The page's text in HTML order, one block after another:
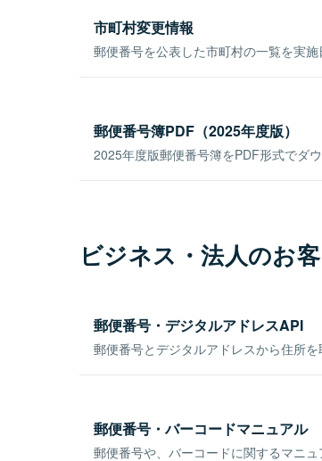
市町村変更情報
郵便番号を公表した市町村の一覧を実施
郵便番号簿PDF（2025年度版）
2025年度版郵便番号簿をPDF形式でダウ
ビジネス・法人のお
郵便番号・デジタルアドレスAPI
郵便番号とデジタルアドレスから住所を
郵便番号・バーコードマニュアル
郵便番号や、バーコードに関するマニュ